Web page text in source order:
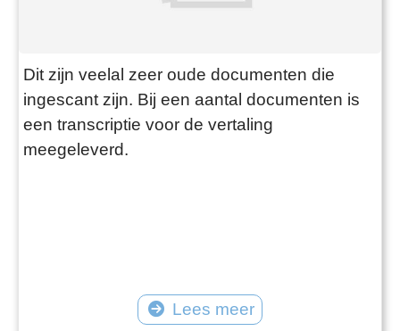
Dit zijn veelal zeer oude documenten die
ingescant zijn. Bij een aantal documenten is
een transcriptie voor de vertaling
meegeleverd.
Lees meer